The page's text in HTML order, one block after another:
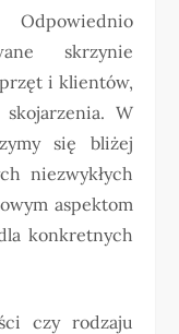
skrzynie
i klientów,
W
się bliżej
niezwykłych
aspektom
konkretnych
czy rodzaju